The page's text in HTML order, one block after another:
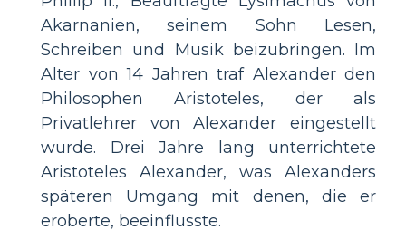
Akarnanien, seinem Sohn Lesen,
Schreiben und Musik beizubringen. Im
Alter von 14 Jahren traf Alexander den
Philosophen Aristoteles, der als
Privatlehrer von Alexander eingestellt
wurde. Drei Jahre lang unterrichtete
Aristoteles Alexander, was Alexanders
späteren Umgang mit denen, die er
eroberte, beeinflusste.